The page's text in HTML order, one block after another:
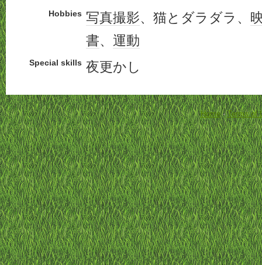
Hobbies 写真撮影、猫とダラダラ、
書、 運動
Special skills 夜更かし
Home-Terms of